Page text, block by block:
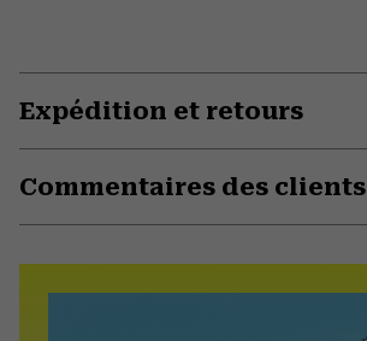
Expédition et retours
Commentaires des clients